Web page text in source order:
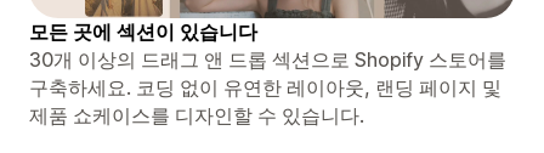
모든 곳에 섹션이 있습니다
30개 이상의 드래그 앤 드롭 섹션으로 Shopify 스토어를
구축하세요. 코딩 없이 유연한 레이아웃, 랜딩 페이지 및
제품 쇼케이스를 디자인할 수 있습니다.